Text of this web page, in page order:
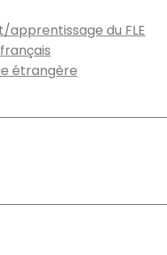
apprentissage du FLE
étrangère